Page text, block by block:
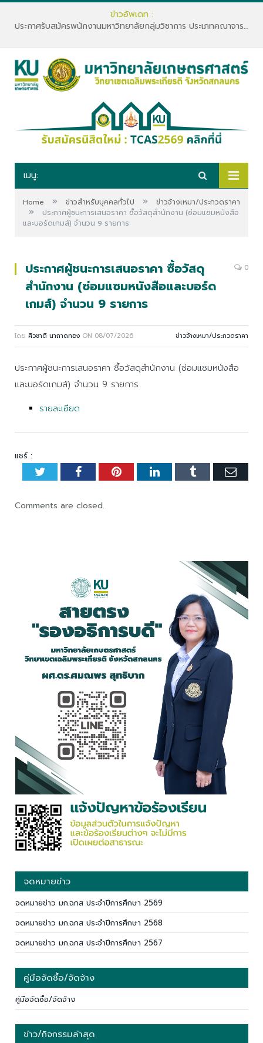
ข่าวอัพเดท :
ประกาศรับสมัครพนักงานมหาวิทยาลัยกลุ่มวิชาการ ประเภทคณาจารย์ประจำ คณะทรัพยากรธรรมชาติและอุตสาหกรรมเกษตร สังกัดภาควิชาเกษตรและทรัพยากร
เมนู:
Home » ข่าวสำหรับบุคคลทั่วไป » ข่าวจ้างเหมา/ประกวดราคา
»
ประกาศผู้ชนะการเสนอราคา ซื้อวัสดุสำนักงาน (ซ่อมแซมหนังสือ
และบอร์ดเกมส์) จำนวน 9 รายการ
ประกาศผู้ชนะการเสนอราคา ซื้อวัสดุ
สำนักงาน (ซ่อมแซมหนังสือและบอร์ด
เกมส์) จำนวน 9 รายการ
0
โดย ศิวชาติ นาถาดทอง ON 08/07/2026 ข่าวจ้างเหมา/ประกวดราคา
ประกาศผู้ชนะการเสนอราคา ซื้อวัสดุสำนักงาน (ซ่อมแซมหนังสือ
และบอร์ดเกมส์) จำนวน 9 รายการ
รายละเอียด
แชร์ :
TwitterFacebookPinterestLinkedInTumblr
Comments are closed.
จดหมายข่าว
จดหมายข่าว มก.ฉกส ประจำปีการศึกษา 2569
จดหมายข่าว มก.ฉกส ประจำปีการศึกษา 2568
จดหมายข่าว มก.ฉกส ประจำปีการศึกษา 2567
คู่มือจัดซื้อ/จัดจ้าง
คู่มือจัดซื้อ/จัดจ้าง
ข่าว/กิจกรรมล่าสุด